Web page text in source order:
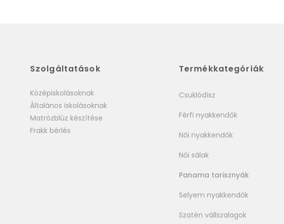
Szolgáltatások
Középiskolásoknak
Általános iskolásoknak
Matrózblúz készítése
Frakk bérlés
Termékkategóriák
Csuklódísz
Férfi nyakkendők
Női nyakkendők
Női sálak
Panama tarisznyák
Selyem nyakkendők
Szatén vállszalagok